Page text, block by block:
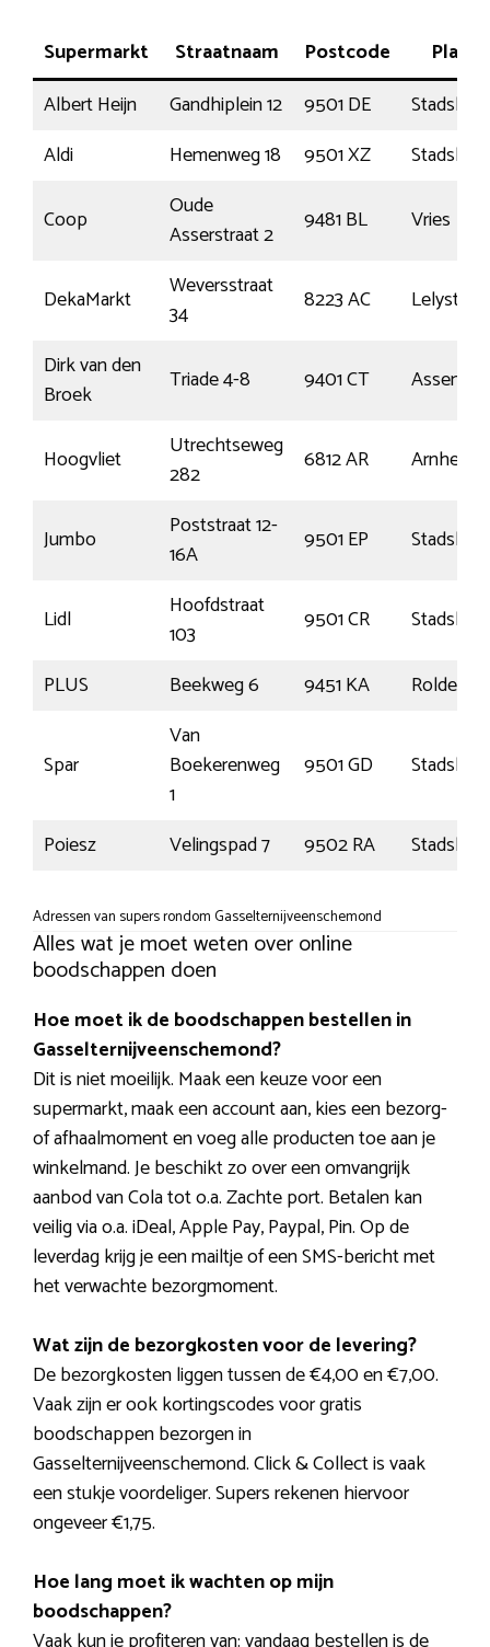
Supermarkt Straatnaam Postcode
Plaats
Albert Heijn
Gandhiplein 12 9501 DE
Aldi
Hemenweg 18 9501 XZ
Coop
Oude
Asserstraat 2
9481 BL Vries
DekaMarkt
Weversstraat
34
8223 AC
Lelystad
Dirk van den
Broek
Triade 4-8 9401 CT Assen
Hoogvliet
Utrechtseweg
282
6812 AR Arnhem
Jumbo
Poststraat 12-
16A
9501 EP
Lidl
Hoofdstraat
103
9501 CR
PLUS
Beekweg 6 9451 KA Rolde
Spar
Van
Boekerenweg
1
9501 GD
Poiesz Velingspad 7 9502 RA
Adressen van supers rondom Gasselternijveenschemond
Alles wat je moet weten over online
boodschappen doen
Hoe moet ik de boodschappen bestellen in
Gasselternijveenschemond?
Dit is niet moeilijk. Maak een keuze voor een
supermarkt, maak een account aan, kies een bezorg-
of afhaalmoment en voeg alle producten toe aan je
winkelmand. Je beschikt zo over een omvangrijk
aanbod van Cola tot o.a. Zachte port. Betalen kan
veilig via o.a. iDeal, Apple Pay, Paypal, Pin. Op de
leverdag krijg je een mailtje of een SMS-bericht met
het verwachte bezorgmoment.
Wat zijn de bezorgkosten voor de levering?
De bezorgkosten liggen tussen de €4,00 en €7,00.
Vaak zijn er ook kortingscodes voor gratis
boodschappen bezorgen in
Gasselternijveenschemond. Click & Collect is vaak
een stukje voordeliger. Supers rekenen hiervoor
ongeveer €1,75.
Hoe lang moet ik wachten op mijn
boodschappen?